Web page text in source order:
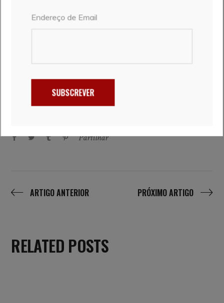
arte & cultura,caminho português para santiago
Partilhar
ARTIGO ANTERIOR PRÓXIMO ARTIGO
RELATED POSTS
Endereço de Email
SUBSCREVER